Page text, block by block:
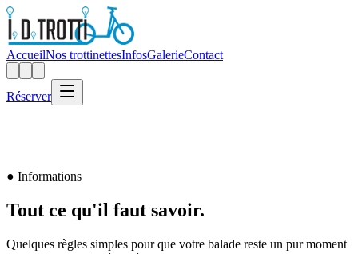
AccueilNos trottinettesInfosGalerieContact
Réserver
● Informations
Tout ce qu'il faut savoir.
Quelques règles simples pour que votre balade reste un pur moment